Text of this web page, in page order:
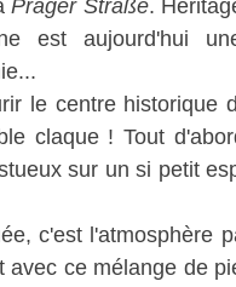
Prager Straße.
est aujourd'hui
le centre historique
claque ! Tout
sur un si petit
c'est l'atmosphère
avec ce mélange de